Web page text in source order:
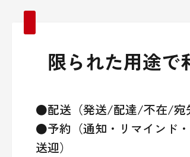
限られた用途で
●配送（発送/配達/不在/宛
●予約（通知・リマインド
送迎）